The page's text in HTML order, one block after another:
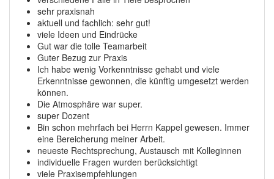
sehr praxisnah
aktuell und fachlich: sehr gut!
viele Ideen und Eindrücke
Gut war die tolle Teamarbeit
Guter Bezug zur Praxis
Ich habe wenig Vorkenntnisse gehabt und viele
Erkenntnisse gewonnen, die künftig umgesetzt werden
können.
Die Atmosphäre war super.
super Dozent
Bin schon mehrfach bei Herrn Kappel gewesen. Immer
eine Bereicherung meiner Arbeit.
neueste Rechtsprechung, Austausch mit Kolleginnen
individuelle Fragen wurden berücksichtigt
viele Praxisempfehlungen